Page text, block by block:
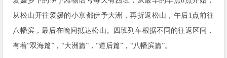
从松山开往爱媛的小京都伊予大洲，再折返松山，午后1点前往
八幡滨，最后在晚间抵达松山。四班列车根据不同的往返区间，
有着“双海篇”，“大洲篇”，“道后篇”，“八幡滨篇”。